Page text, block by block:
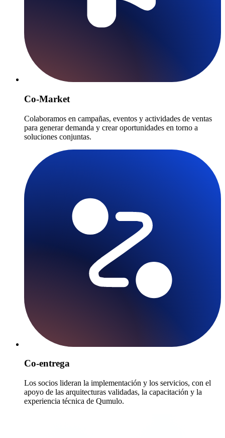
Co-Market
Colaboramos en campañas, eventos y actividades de ventas
para generar demanda y crear oportunidades en torno a
soluciones conjuntas.
Co-entrega
Los socios lideran la implementación y los servicios, con el
apoyo de las arquitecturas validadas, la capacitación y la
experiencia técnica de Qumulo.